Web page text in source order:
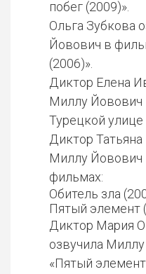
побег (2009)».
Ольга Зубкова
Йовович в
(2006)».
Диктор Елена
Миллу
Турецкой улице
Диктор
Миллу
фильмах:
Обитель зла
Пятый элемент
Диктор Мария
озвучила
«Пятый элемент